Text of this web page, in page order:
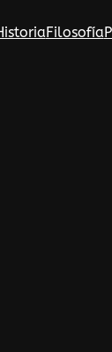
Filosofía